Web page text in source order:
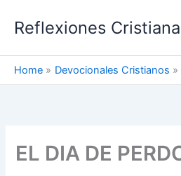
Reflexiones
Home Devocionales Cristianos
EL DIA DE